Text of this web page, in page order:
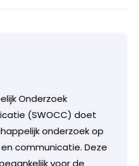
Onderzoek
(SWOCC) doet
onderzoek op
communicatie. Deze
voor de